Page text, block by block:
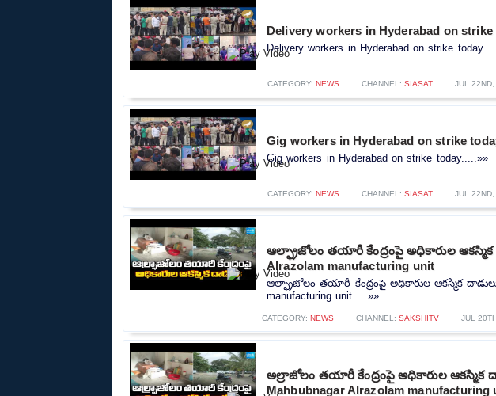
Delivery workers in Hyderabad on strike
Delivery workers in Hyderabad on strike
CATEGORY: NEWS CHANNEL: SIASAT JUL
Gig workers in Hyderabad on strike
Gig workers in Hyderabad on strike today.....»»
CATEGORY: NEWS CHANNEL: SIASAT JUL
ఆల్ఫ్రాజోలం తయారీ కేంద్రంపై అధికారుల ఆకస్మిక
Alrazolam manufacturing unit
ఆల్ఫ్రాజోలం తయారీ కేంద్రంపై అధికారుల ఆకస్మిక దాడులు|
manufacturing unit.....»»
CATEGORY: NEWS CHANNEL: SAKSHITV JUL
అల్రాజోలం తయారీ కేంద్రంపై అధికారుల ఆకస్మిక
Mahbubnagar Alrazolam manufacturing